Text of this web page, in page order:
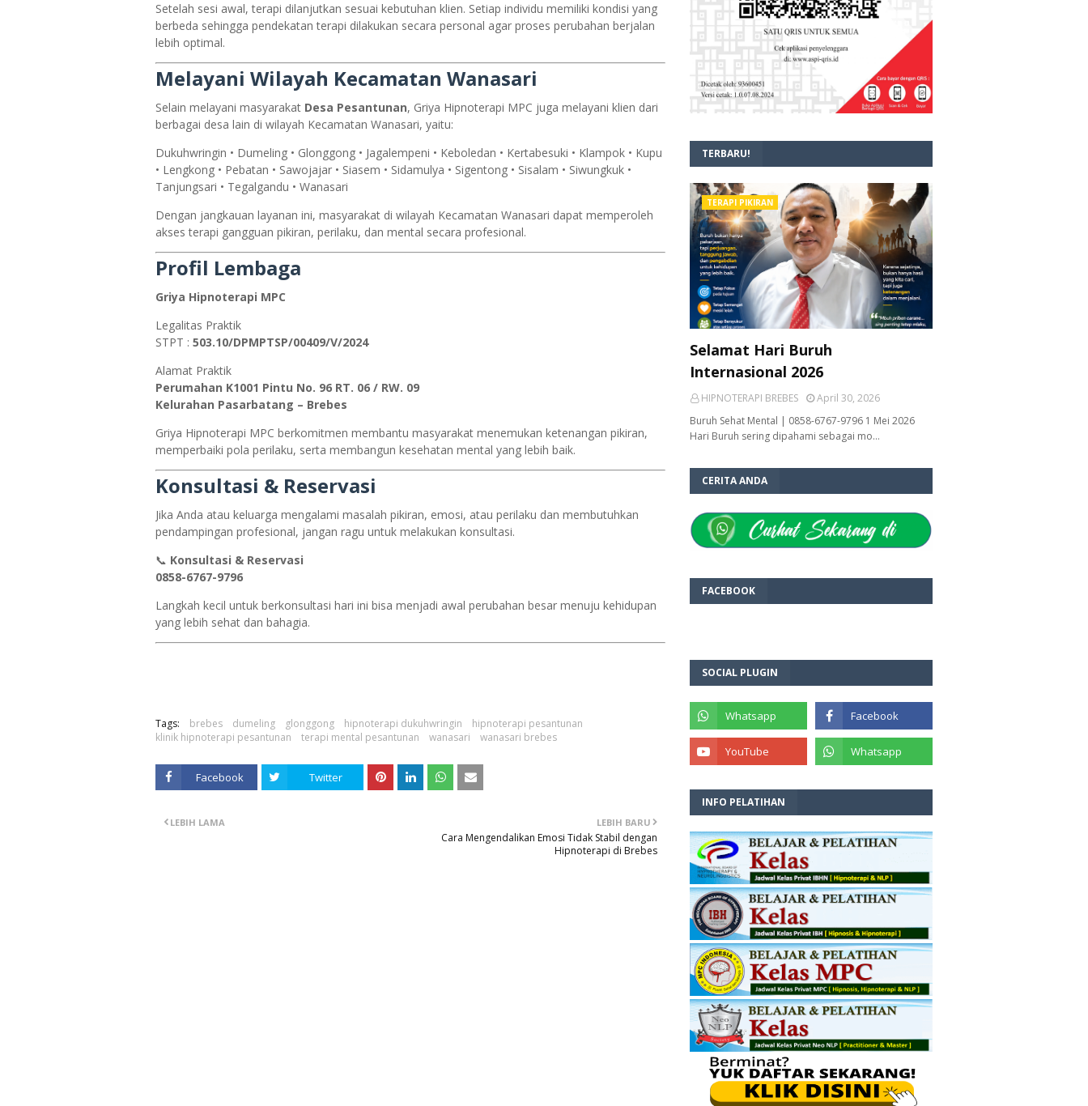
Setelah sesi awal, terapi dilanjutkan sesuai kebutuhan klien. Setiap individu memiliki kondisi yang
berbeda sehingga pendekatan terapi dilakukan secara personal agar proses perubahan berjalan
lebih optimal.
Melayani Wilayah Kecamatan Wanasari
Selain melayani masyarakat Desa Pesantunan, Griya Hipnoterapi MPC juga melayani klien dari
berbagai desa lain di wilayah Kecamatan Wanasari, yaitu:
Dukuhwringin • Dumeling • Glonggong • Jagalempeni • Keboledan • Kertabesuki • Klampok • Kupu
• Lengkong • Pebatan • Sawojajar • Siasem • Sidamulya • Sigentong • Sisalam • Siwungkuk •
Tanjungsari • Tegalgandu • Wanasari
Dengan jangkauan layanan ini, masyarakat di wilayah Kecamatan Wanasari dapat memperoleh
akses terapi gangguan pikiran, perilaku, dan mental secara profesional.
Profil Lembaga
Griya Hipnoterapi MPC
Legalitas Praktik
STPT : 503.10/DPMPTSP/00409/V/2024
Alamat Praktik
Perumahan K1001 Pintu No. 96 RT. 06 / RW. 09
Kelurahan Pasarbatang – Brebes
Griya Hipnoterapi MPC berkomitmen membantu masyarakat menemukan ketenangan pikiran,
memperbaiki pola perilaku, serta membangun kesehatan mental yang lebih baik.
Konsultasi & Reservasi
Jika Anda atau keluarga mengalami masalah pikiran, emosi, atau perilaku dan membutuhkan
pendampingan profesional, jangan ragu untuk melakukan konsultasi.
📞 Konsultasi & Reservasi
0858-6767-9796
Langkah kecil untuk berkonsultasi hari ini bisa menjadi awal perubahan besar menuju kehidupan
yang lebih sehat dan bahagia.
Tags: brebes dumeling glonggong hipnoterapi dukuhwringin
hipnoterapi pesantunan
klinik hipnoterapi pesantunan
terapi mental pesantunan wanasari wanasari brebes
Facebook Twitter
LEBIH BARU
Cara Mengendalikan Emosi Tidak Stabil dengan
Hipnoterapi di Brebes
LEBIH LAMA
TERBARU!
TERAPI PIKIRAN
Selamat Hari Buruh
Internasional 2026
HIPNOTERAPI BREBES
April 30, 2026
Buruh Sehat Mental | 0858-6767-9796 1 Mei 2026
Hari Buruh sering dipahami sebagai mo…
CERITA ANDA
FACEBOOK
SOCIAL PLUGIN
INFO PELATIHAN